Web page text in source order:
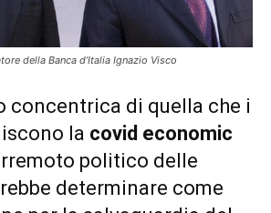
della Banca d’Italia Ignazio Visco
concentrica di quella che i
la covid economic
politico delle
determinare come